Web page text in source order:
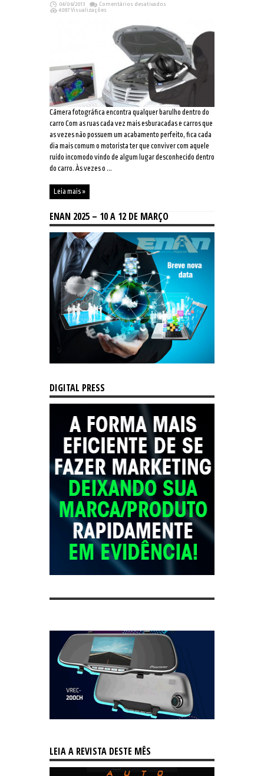
04/06/2013 Comentários desativados
som,
já
existe!
4087 Visualizações
Câmera fotográfica encontra qualquer barulho dentro do
carro Com as ruas cada vez mais esburacadas e carros que
as vezes não possuem um acabamento perfeito, fica cada
dia mais comum o motorista ter que conviver com aquele
ruído incomodo vindo de algum lugar desconhecido dentro
do carro. Às vezes o ...
Leia mais »
ENAN 2025 – 10 A 12 DE MARÇO
DIGITAL PRESS
LEIA A REVISTA DESTE MÊS